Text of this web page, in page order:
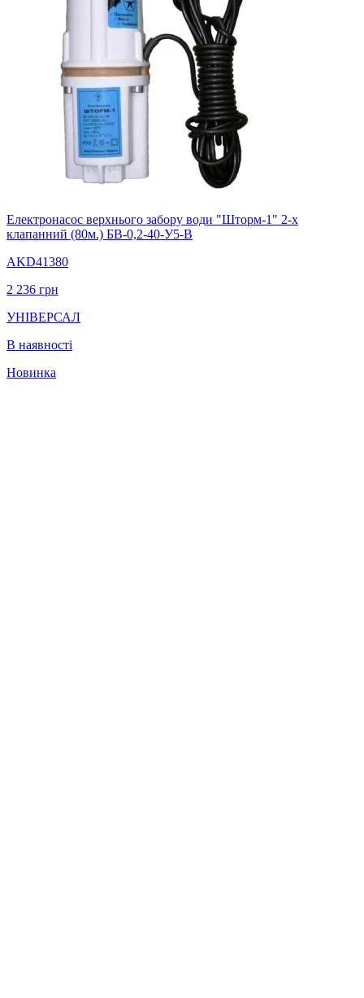
Електронасос верхнього забору води "Шторм-1" 2-х
клапанний (80м.) БВ-0,2-40-У5-В
AKD41380
2 236 грн
УНІВЕРСАЛ
В наявності
Новинка